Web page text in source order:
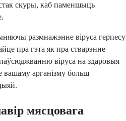
скуры, каб паменшыць
размнажэнне віруса герпесу
пра гэта як пра стварэнне
віруса на здаровыя
вашаму арганізму больш
мясцовага